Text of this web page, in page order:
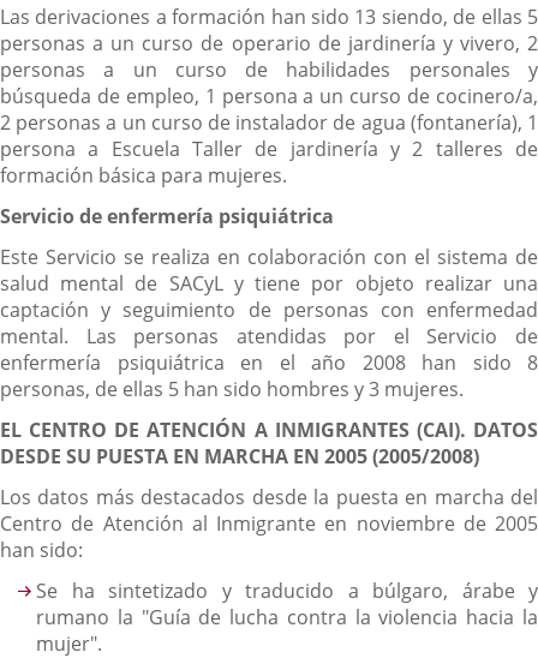
Las derivaciones a formación han sido 13 siendo, de ellas 5
personas a un curso de operario de jardinería y vivero, 2
personas a un curso de habilidades personales y
búsqueda de empleo, 1 persona a un curso de cocinero/a,
2 personas a un curso de instalador de agua (fontanería), 1
persona a Escuela Taller de jardinería y 2 talleres de
formación básica para mujeres.
Servicio de enfermería psiquiátrica
Este Servicio se realiza en colaboración con el sistema de
salud mental de SACyL y tiene por objeto realizar una
captación y seguimiento de personas con enfermedad
mental. Las personas atendidas por el Servicio de
enfermería psiquiátrica en el año 2008 han sido 8
personas, de ellas 5 han sido hombres y 3 mujeres.
EL CENTRO DE ATENCIÓN A INMIGRANTES (CAI). DATOS
DESDE SU PUESTA EN MARCHA EN 2005 (2005/2008)
Los datos más destacados desde la puesta en marcha del
Centro de Atención al Inmigrante en noviembre de 2005
han sido:
Se ha sintetizado y traducido a búlgaro, árabe y
rumano la "Guía de lucha contra la violencia hacia la
mujer".